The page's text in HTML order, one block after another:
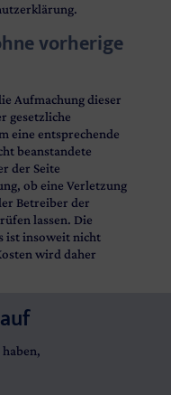
vorherige
Aufmachung dieser
gesetzliche
eine entsprechende
beanstandete
der Seite
ob eine Verletzung
Betreiber der
lassen. Die
ist insoweit nicht
wird daher